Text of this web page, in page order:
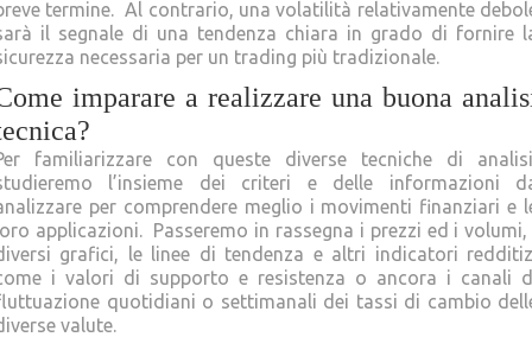
termine. Al contrario, una volatilità relativamente
il segnale di una tendenza chiara in grado di fornire
necessaria per un trading più tradizionale.
imparare a realizzare una buona
familiarizzare con queste diverse tecniche di
l’insieme dei criteri e delle informazioni
per comprendere meglio i movimenti finanziari e
applicazioni. Passeremo in rassegna i prezzi ed i volumi,
grafici, le linee di tendenza e altri indicatori
i valori di supporto e resistenza o ancora i canali
quotidiani o settimanali dei tassi di cambio
valute.